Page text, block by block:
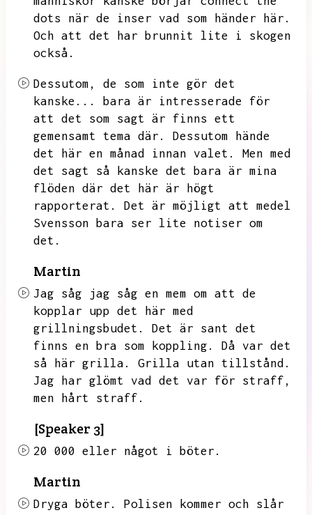
dots när de inser vad som händer här.
Och att det har brunnit lite i skogen
också.
Dessutom,
de som inte gör det
kanske...
bara är intresserade för
att det som sagt är finns ett
gemensamt tema där.
Dessutom hände
det här en månad innan valet.
Men med
det sagt så kanske det bara är mina
flöden där det här är högt
rapporterat.
Det är möjligt att medel
Svensson bara ser lite notiser om
det.
Martin
Jag såg jag såg en mem om att de
kopplar upp det här med
grillningsbudet.
Det är sant det
finns en bra som koppling.
Då var det
så här grilla.
Grilla utan tillstånd.
Jag har glömt vad det var för straff,
men hårt straff.
[Speaker 3]
20 000 eller något i böter.
Martin
Dryga böter.
Polisen kommer och slår